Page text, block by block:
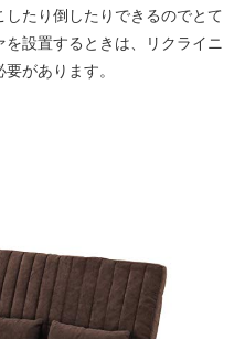
たり倒したりできるのでとて
設置するときは、リクライニ
があります。